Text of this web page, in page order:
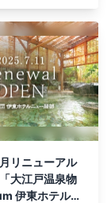
リニューアル
大江戸温泉物
伊東ホテルニ